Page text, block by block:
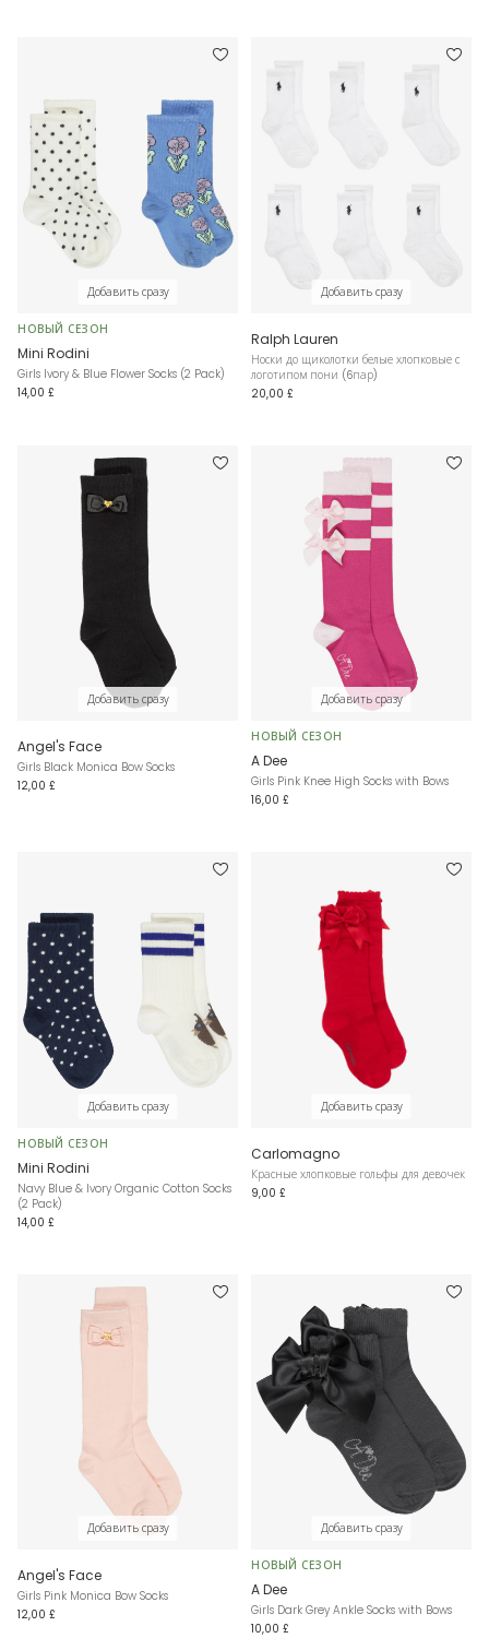
Добавить сразу
НОВЫЙ СЕЗОН
Mini Rodini
Girls Ivory & Blue Flower Socks (2 Pack)
14,00 £
Добавить сразу
Ralph Lauren
Носки до щиколотки белые хлопковые с
логотипом пони (6пар)
20,00 £
Добавить сразу
Angel's Face
Girls Black Monica Bow Socks
12,00 £
Добавить сразу
НОВЫЙ СЕЗОН
A Dee
Girls Pink Knee High Socks with Bows
16,00 £
Добавить сразу
НОВЫЙ СЕЗОН
Mini Rodini
Navy Blue & Ivory Organic Cotton Socks
(2 Pack)
14,00 £
Добавить сразу
Carlomagno
Красные хлопковые гольфы для девочек
9,00 £
Добавить сразу
Angel's Face
Girls Pink Monica Bow Socks
12,00 £
Добавить сразу
НОВЫЙ СЕЗОН
A Dee
Girls Dark Grey Ankle Socks with Bows
10,00 £